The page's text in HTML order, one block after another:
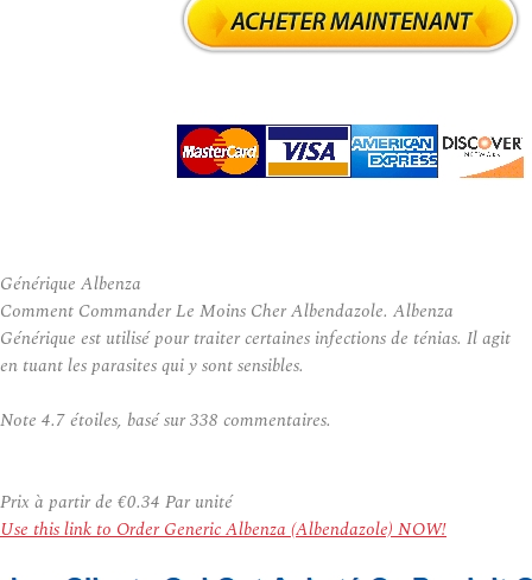
Générique Albenza
Comment Commander Le Moins Cher Albendazole. Albenza
Générique est utilisé pour traiter certaines infections de ténias. Il agit
en tuant les parasites qui y sont sensibles.
Note 4.7étoiles, basé sur338 commentaires.
Prix à partir de €0.34 Par unité
Use this link to Order Generic Albenza (Albendazole) NOW!